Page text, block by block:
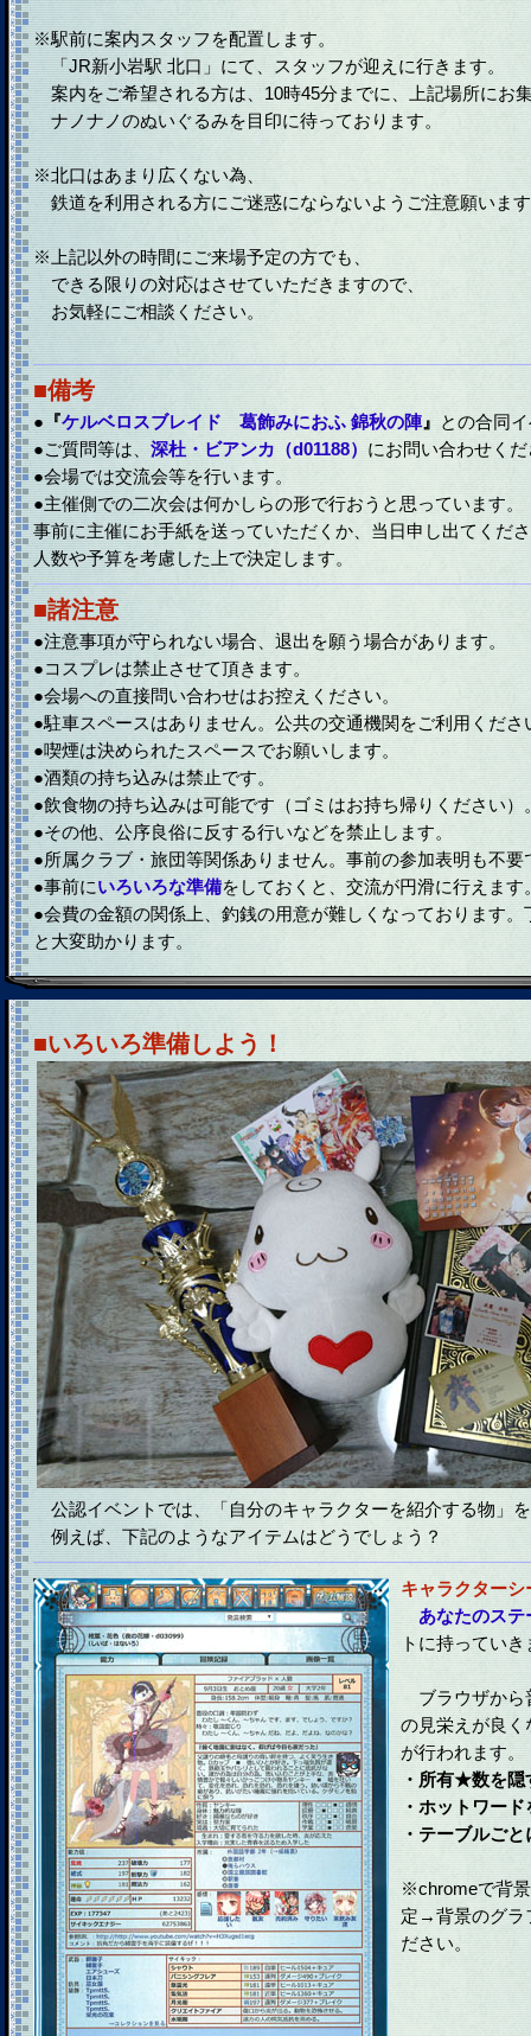
※駅前に案内スタッフを配置します。
「JR新小岩駅 北口」にて、スタッフが迎えに行きます。
案内をご希望される方は、10時45分までに、上記場所にお
ナノナノのぬいぐるみを目印に待っております。
※北口はあまり広くない為、
鉄道を利用される方にご迷惑にならないようご注意願いま
※上記以外の時間にご来場予定の方でも、
できる限りの対応はさせていただきますので、
お気軽にご相談ください。
■備考
● 『ケルベロスブレイド 葛飾みにおふ 錦秋の陣』 との合同
●ご質問等は、深杜・ビアンカ（d01188） にお問い合わせく
●会場では交流会等を行います。
●主催側での二次会は何かしらの形で行おうと思っています。
事前に主催にお手紙を送っていただくか、当日申し出てくだ
人数や予算を考慮した上で決定します。
■諸注意
●注意事項が守られない場合、退出を願う場合があります。
●コスプレは禁止させて頂きます。
●会場への直接問い合わせはお控えください。
●駐車スペースはありません。公共の交通機関をご利用くださ
●喫煙は決められたスペースでお願いします。
●酒類の持ち込みは禁止です。
●飲食物の持ち込みは可能です（ゴミはお持ち帰りください）
●その他、公序良俗に反する行いなどを禁止します。
●所属クラブ・旅団等関係ありません。事前の参加表明も不要
●事前にいろいろな準備をしておくと、交流が円滑に行えます
●会費の金額の関係上、釣銭の用意が難しくなっております
と大変助かります。
■いろいろ準備しよう！
公認イベントでは、「自分のキャラクターを紹介する物」
例えば、下記のようなアイテムはどうでしょう？
キャラクター
あなたのステ
トに持ってい
ブラウザから
の見栄えが良
が行われます。
・所有★数を隠
・ホットワー
・テーブルご
※chromeで背
定→背景のグラ
ださい。